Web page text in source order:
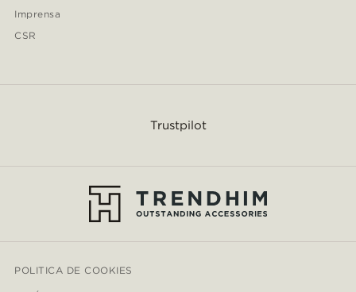
Imprensa
CSR
Trustpilot
POLITICA DE COOKIES